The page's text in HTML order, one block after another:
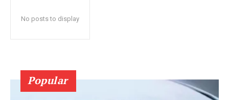
No posts to display
Popular